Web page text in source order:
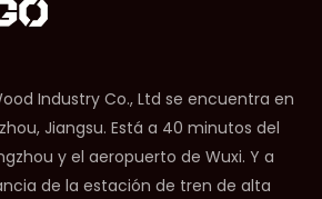
Industry Co., Ltd se encuentra en
Jiangsu. Está a 40 minutos del
y el aeropuerto de Wuxi. Y a
de la estación de tren de alta